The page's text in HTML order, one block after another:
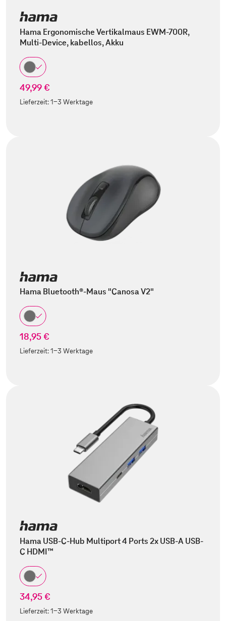
Hama Ergonomische Vertikalmaus EWM-700R,
Multi-Device, kabellos, Akku
49,99 €
Lieferzeit:1-3 Werktage
Hama Bluetooth®-Maus "Canosa V2"
18,95 €
Lieferzeit:1-3 Werktage
Hama USB-C-Hub Multiport 4 Ports 2x USB-A USB-
C HDMI™
34,95 €
Lieferzeit:1-3 Werktage